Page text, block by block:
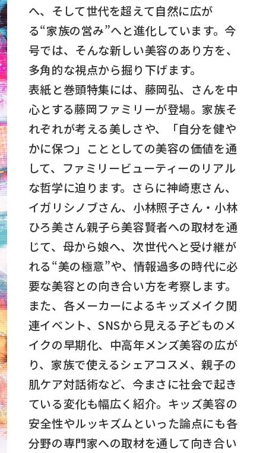
へ、そして世代を超えて自然に広が
る“家族の営み”へと進化しています。今
号では、そんな新しい美容のあり方を、
多角的な視点から掘り下げます。
表紙と巻頭特集には、藤岡弘、さんを中
心とする藤岡ファミリーが登場。家族そ
れぞれが考える美しさや、「自分を健や
かに保つ」こととしての美容の価値を通
して、ファミリービューティーのリアル
な哲学に迫ります。さらに神崎恵さん、
イガリシノブさん、小林照子さん・小林
ひろ美さん親子ら美容賢者への取材を通
じて、母から娘へ、次世代へと受け継が
れる“美の極意”や、情報過多の時代に必
要な美容との向き合い方を考察します。
また、各メーカーによるキッズメイク関
連イベント、SNSから見える子どものメ
イクの早期化、中高年メンズ美容の広が
り、家族で使えるシェアコスメ、親子の
肌ケア対話術など、今まさに社会で起き
ている変化も幅広く紹介。キッズ美容の
安全性やルッキズムといった論点にも各
分野の専門家への取材を通して向き合い